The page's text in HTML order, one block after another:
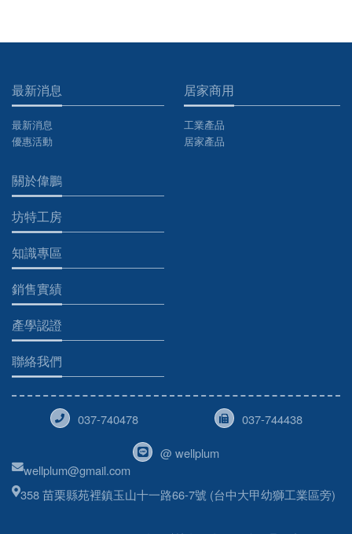
最新消息
最新消息
優惠活動
居家商用
工業產品
居家產品
關於偉鵬
坊特工房
知識專區
銷售實績
產學認證
聯絡我們
037-740478 037-744438
@ wellplum
wellplum@gmail.com
358 苗栗縣苑裡鎮玉山十一路66-7號 (台中大甲幼獅工業區旁)